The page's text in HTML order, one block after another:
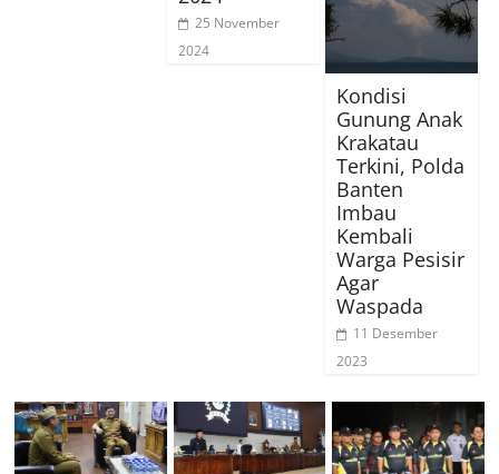
25 November
2024
Kondisi
Gunung Anak
Krakatau
Terkini, Polda
Banten
Imbau
Kembali
Warga Pesisir
Agar
Waspada
11 Desember
2023